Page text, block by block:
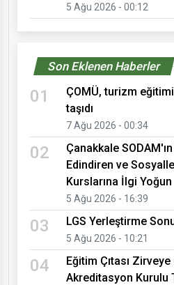
5 Ağu 2026 - 00:12
Son Eklenen Haberler
01
ÇOMÜ, turizm
taşıdı
7 Ağu 2026 - 00:34
02
Çanakkale
Edindiren ve
Kurslarına İlgi Yoğun
5 Ağu 2026 - 16:39
03 LGS Yerleştirme
5 Ağu 2026 - 10:21
04
Eğitim Çıtası Zirveye
Akreditasyon Kurulu